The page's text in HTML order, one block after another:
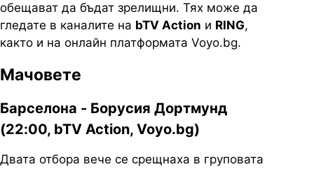
обещават да бъдат зрелищни. Тях може да
гледате в каналите на bTV Action и RING,
както и на онлайн платформата Voyo.bg.
Мачовете
Барселона - Борусия Дортмунд
(22:00, bTV Action, Voyo.bg)
Двата отбора вече се срещнаха в груповата